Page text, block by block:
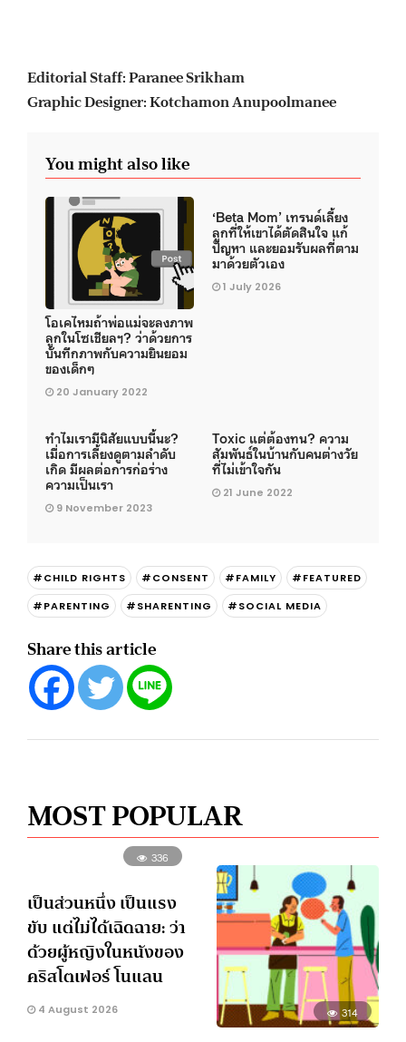
Editorial Staff: Paranee Srikham
Graphic Designer: Kotchamon Anupoolmanee
You might also like
โอเคไหมถ้าพ่อแม่จะลงภาพ
ลูกในโซเชียลฯ? ว่าด้วยการ
บันทึกภาพกับความยินยอม
ของเด็กๆ
20 January 2022
‘Beta Mom’ เทรนด์เลี้ยง
ลูกที่ให้เขาได้ตัดสินใจ แก้
ปัญหา และยอมรับผลที่ตาม
มาด้วยตัวเอง
1 July 2026
ทำไมเรามีนิสัยแบบนี้นะ?
เมื่อการเลี้ยงดูตามลำดับ
เกิด มีผลต่อการก่อร่าง
ความเป็นเรา
9 November 2023
Toxic แต่ต้องทน? ความ
สัมพันธ์ในบ้านกับคนต่างวัย
ที่ไม่เข้าใจกัน
21 June 2022
#CHILD RIGHTS #CONSENT #FAMILY
#FEATURED
#PARENTING
#SHARENTING #SOCIAL MEDIA
Share this article
MOST POPULAR
336
เป็นส่วนหนึ่ง เป็นแรง
ขับ แต่ไม่ได้เฉิดฉาย: ว่า
ด้วยผู้หญิงในหนังของ
คริสโตเฟอร์ โนแลน
4 August 2026 314